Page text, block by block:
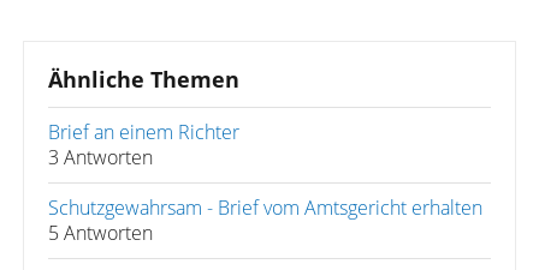
Ähnliche Themen
Brief an einem Richter
3 Antworten
Schutzgewahrsam - Brief vom Amtsgericht erhalten
5 Antworten